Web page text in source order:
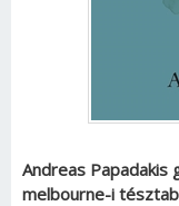
Andreas
melbourne-i